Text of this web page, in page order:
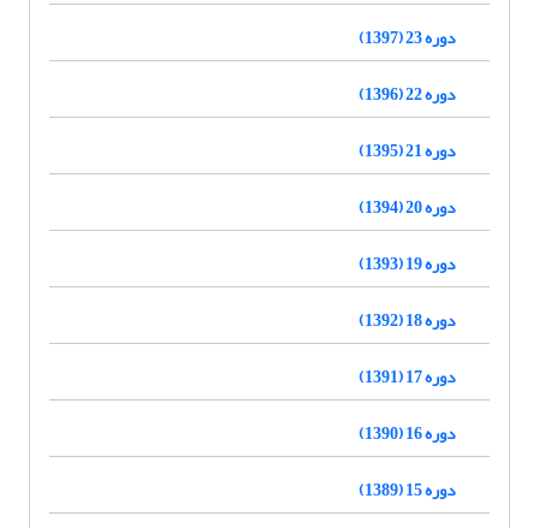
دوره 23 (1397)
دوره 22 (1396)
دوره 21 (1395)
دوره 20 (1394)
دوره 19 (1393)
دوره 18 (1392)
دوره 17 (1391)
دوره 16 (1390)
دوره 15 (1389)